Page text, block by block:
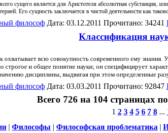
сущего является для Аристотеля абсолютная
Его сущность заключается в чистой деятельности как
философДата: 03.12.2011 Прочитано: 34241
Классификация
охватывает всю совокупность современного ему
строгое и общее понятие науки; он специфицирует
дисциплины, выдвигая при этом определенные
философДата: 03.03.2011 Прочитано: 92847
Всего 726 на 104 страницах
1 2 3 4 5 6 7 8 ...
| Философы | Философская проблематика |